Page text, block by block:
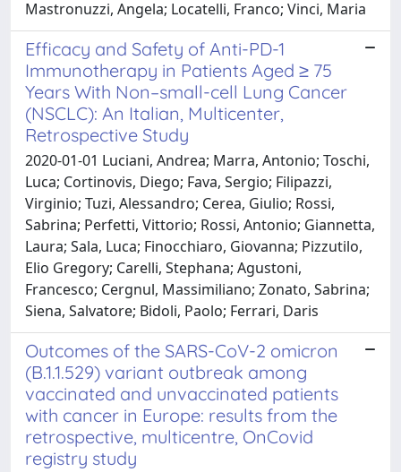
Mastronuzzi, Angela; Locatelli, Franco; Vinci, Maria
Efficacy and Safety of Anti-PD-1
Immunotherapy in Patients Aged ≥ 75
Years With Non–small-cell Lung Cancer
(NSCLC): An Italian, Multicenter,
Retrospective Study
2020-01-01 Luciani, Andrea; Marra, Antonio; Toschi,
Luca; Cortinovis, Diego; Fava, Sergio; Filipazzi,
Virginio; Tuzi, Alessandro; Cerea, Giulio; Rossi,
Sabrina; Perfetti, Vittorio; Rossi, Antonio; Giannetta,
Laura; Sala, Luca; Finocchiaro, Giovanna; Pizzutilo,
Elio Gregory; Carelli, Stephana; Agustoni,
Francesco; Cergnul, Massimiliano; Zonato, Sabrina;
Siena, Salvatore; Bidoli, Paolo; Ferrari, Daris
Outcomes of the SARS-CoV-2 omicron
(B.1.1.529) variant outbreak among
vaccinated and unvaccinated patients
with cancer in Europe: results from the
retrospective, multicentre, OnCovid
registry study